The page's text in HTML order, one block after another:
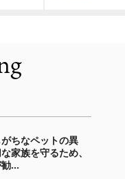
ちなペットの異
家族を守るため、
...